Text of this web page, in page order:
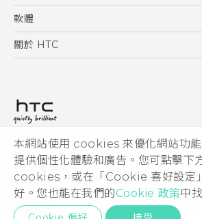
本網站使用 cookies 來優化網站功能
提供個性化體驗和廣告。您可點擊下
cookies，或在「Cookie 喜好設定
好。您也能在我們的Cookie 政策中
訂單管理
付款方式
到府收送維修服務
服務中心資訊
客戶服務佈告欄
軟體
應用程式
HTC Sync Manager
關於 HTC
投資人
隱私權政策
產品安全性
Cookie
© 2011-2026 HTC Corporation
HTC 法律文件
宏達國際電子股份有限公司 | 統一編號
隱私聯絡: Global-Privacy@htc.com